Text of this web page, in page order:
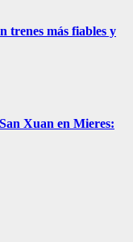
trenes más fiables y
Xuan en Mieres: